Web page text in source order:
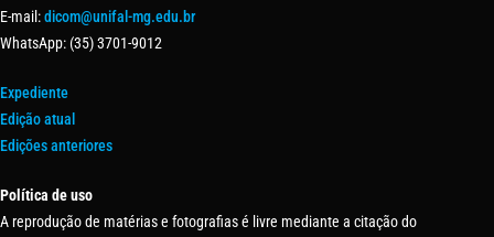
E-mail:dicom@unifal-mg.edu.br
WhatsApp: (35) 3701-9012
Expediente
Edição atual
Edições anteriores
Política de uso
A reprodução de matérias e fotografias é livre mediante a citação do